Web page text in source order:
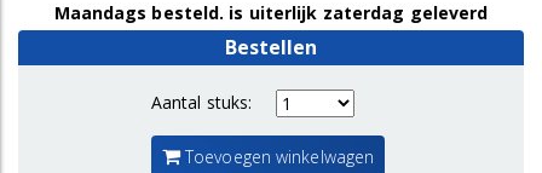
Maandags besteld. is uiterlijk zaterdag geleverd
Bestellen
Aantal stuks:
Toevoegen winkelwagen